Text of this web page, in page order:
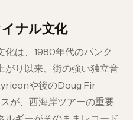
ナル文化
化は、1980年代のパンク
がり以来、街の強い独立音
や後のDoug Fir
が、西海岸ツアーの重要